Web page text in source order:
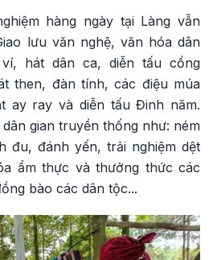
hàng ngày tại Làng vẫn
lưu văn nghệ, văn hóa dân
hát dân ca, diễn tấu cồng
then, đàn tính, các điệu múa
ay ray và diễn tấu Đinh năm.
gian truyền thống như: ném
đu, đánh yến, trải nghiệm dệt
ẩm thực và thưởng thức các
bào các dân tộc...